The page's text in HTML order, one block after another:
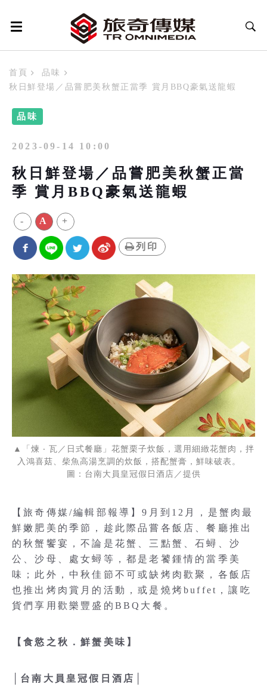
首頁
品味
秋日鮮登場／品嘗肥美秋蟹正當季 賞月BBQ豪氣送龍蝦
品味
2023-09-14 10:00
秋日鮮登場／品嘗肥美秋蟹正當
季 賞月BBQ豪氣送龍蝦
- A +
列印
▲「煉 ‧ 瓦／日式餐廳」花蟹栗子炊飯，選用細緻花蟹肉，拌
入鴻喜菇、柴魚高湯烹調的炊飯，搭配蟹膏，鮮味破表。
圖：台南大員皇冠假日酒店／提供
【旅奇傳媒/編輯部報導】9月到12月，是蟹肉最
鮮嫩肥美的季節，趁此際品嘗各飯店、餐廳推出
的秋蟹饗宴，不論是花蟹、三點蟹、石蟳、沙
公、沙母、處女蟳等，都是老饕鍾情的當季美
味；此外，中秋佳節不可或缺烤肉歡聚，各飯店
也推出烤肉賞月的活動，或是燒烤buffet，讓吃
貨們享用歡樂豐盛的BBQ大餐。
【食慾之秋．鮮蟹美味】
│台南大員皇冠假日酒店│